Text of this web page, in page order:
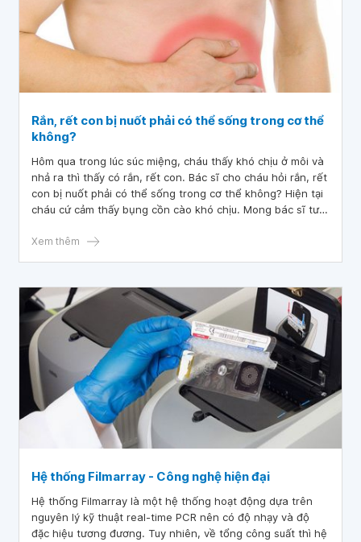
Rắn, rết con bị nuốt phải có thể sống trong cơ thể
không?
Hôm qua trong lúc súc miệng, cháu thấy khó chịu ở môi và
nhả ra thì thấy có rắn, rết con. Bác sĩ cho cháu hỏi rắn, rết
con bị nuốt phải có thể sống trong cơ thể không? Hiện tại
cháu cứ cảm thấy bụng cồn cào khó chịu. Mong bác sĩ tư
Xem thêm
Hệ thống Filmarray - Công nghệ hiện đại
Hệ thống Filmarray là một hệ thống hoạt động dựa trên
nguyên lý kỹ thuật real-time PCR nên có độ nhạy và độ
đặc hiệu tương đương. Tuy nhiên, về tổng công suất thì hệ